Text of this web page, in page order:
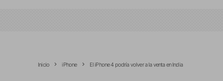
Inicio iPhone El iPhone 4 podría volver a la venta en India